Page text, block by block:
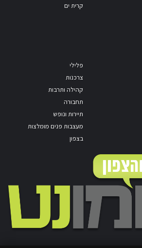
קרית ים
פלילי
צרכנות
קהילה ותרבות
תחבורה
תיירות ונופש
מעצבות פנים מומלצות
בצפון